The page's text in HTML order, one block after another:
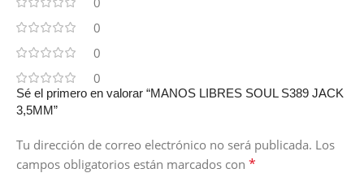
0
0
0
Sé el primero en valorar “MANOS LIBRES SOUL S389 JACK
3,5MM”
Tu dirección de correo electrónico no será publicada. Los
campos obligatorios están marcados con *